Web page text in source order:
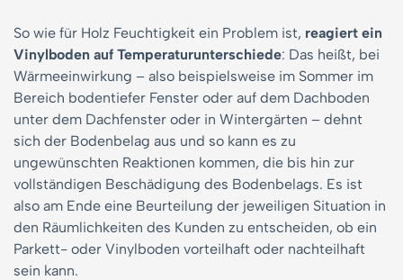
So wie für Holz Feuchtigkeit ein Problem ist, reagiert ein
Vinylboden auf Temperaturunterschiede: Das heißt, bei
Wärmeeinwirkung – also beispielsweise im Sommer im
Bereich bodentiefer Fenster oder auf dem Dachboden
unter dem Dachfenster oder in Wintergärten – dehnt
sich der Bodenbelag aus und so kann es zu
ungewünschten Reaktionen kommen, die bis hin zur
vollständigen Beschädigung des Bodenbelags. Es ist
also am Ende eine Beurteilung der jeweiligen Situation in
den Räumlichkeiten des Kunden zu entscheiden, ob ein
Parkett- oder Vinylboden vorteilhaft oder nachteilhaft
sein kann.